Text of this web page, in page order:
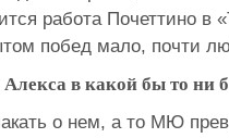
работа Почеттино в
побед мало, почти
в какой бы то ни
о нем, а то МЮ